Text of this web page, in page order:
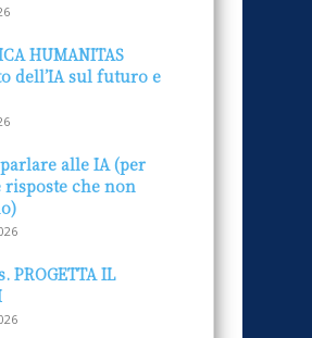
HUMANITAS
dell’IA sul futuro e
parlare alle IA (per
risposte che non
PROGETTA IL